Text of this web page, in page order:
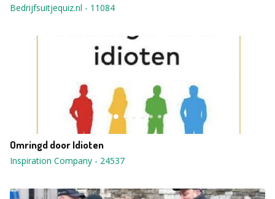
Bedrijfsuitjequiz.nl - 11084
Omringd door Idioten
Inspiration Company - 24537